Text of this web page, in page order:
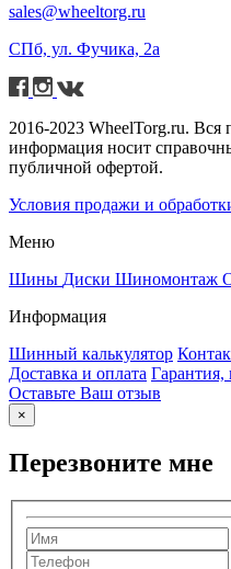
sales@wheeltorg.ru
СПб, ул. Фучика, 2а
2016-2023 WheelTorg.ru. Вся
информация носит
публичной офертой.
Условия продажи и
Меню
Шины Диски Шиномонтаж
Информация
Шинный калькулятор
Доставка и оплата Гарантия,
Оставьте Ваш отзыв
×
Перезвоните мне